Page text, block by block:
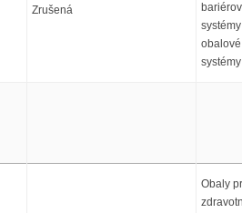
Zrušená
obalové
systémy
Obaly